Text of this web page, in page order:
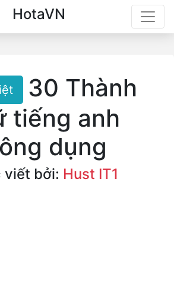
HotaVN
30 Thành
tiếng anh
dụng
bởi: Hust IT1